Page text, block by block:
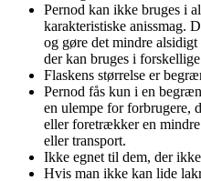
Pernod kan ikke bruges i
karakteristiske anissmag.
og gøre det mindre
der kan bruges i
Flaskens størrelse er
Pernod fås kun i en
en ulempe for forbrugere,
eller foretrækker en
eller transport.
Ikke egnet til dem, der
Hvis man ikke kan lide